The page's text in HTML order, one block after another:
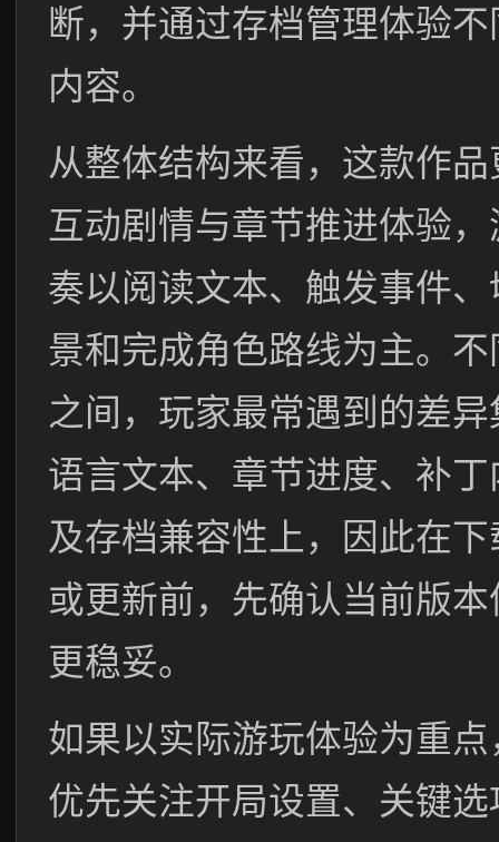
断，并通过存档管理体验
内容。
从整体结构来看，这款作
互动剧情与章节推进体验
奏以阅读文本、触发事件
景和完成角色路线为主。
之间，玩家最常遇到的差
语言文本、章节进度、补
及存档兼容性上，因此在
或更新前，先确认当前版
更稳妥。
如果以实际游玩体验为重
优先关注开局设置、关键